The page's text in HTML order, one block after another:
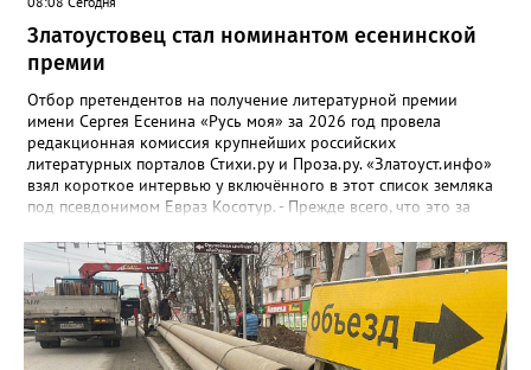
Златоустовец стал номинантом есенинской
премии
Отбор претендентов на получение литературной премии
имени Сергея Есенина «Русь моя» за 2026 год провела
редакционная комиссия крупнейших российских
литературных порталов Стихи.ру и Проза.ру. «Златоуст.инфо»
взял короткое интервью у включённого в этот список земляка
под псевдонимом Евраз Косотур. - Прежде всего, что это за
«Русь моя» ежегодная, её вручают в канун дня рождения
великого русского поэта. Я о ней узнал на сайте стихи.ру,
подал заявку, особо ни на что не рассчитывая. А потом мне
позвонили, сказали, что я подхожу. - Как давно пишете и о чём?
- Пишу давно, но обычно кидал в стол или отправлял
знакомым, друзьям. С 2024 года публикую на Author.Today, с